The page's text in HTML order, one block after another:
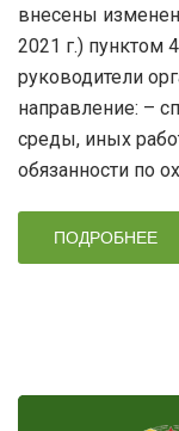
внесены
2021 г.) пунктом
руководители
направление: –
среды, иных
обязанности по
ПОДРОБНЕЕ